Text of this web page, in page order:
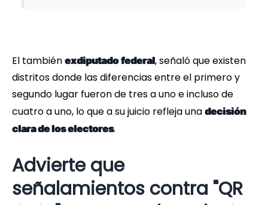
El también exdiputado federal, señaló que existen
distritos donde las diferencias entre el primero y
segundo lugar fueron de tres a uno e incluso de
cuatro a uno, lo que a su juicio refleja una decisión
clara de los electores.
Advierte que
señalamientos contra "QR